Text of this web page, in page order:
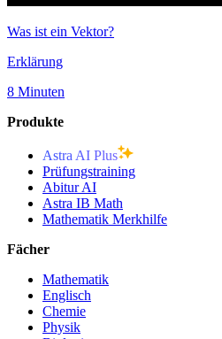
Was ist ein Vektor?
Erklärung
8 Minuten
Produkte
Astra AI Plus
Prüfungstraining
Abitur AI
Astra IB Math
Mathematik Merkhilfe
Fächer
Mathematik
Englisch
Chemie
Physik